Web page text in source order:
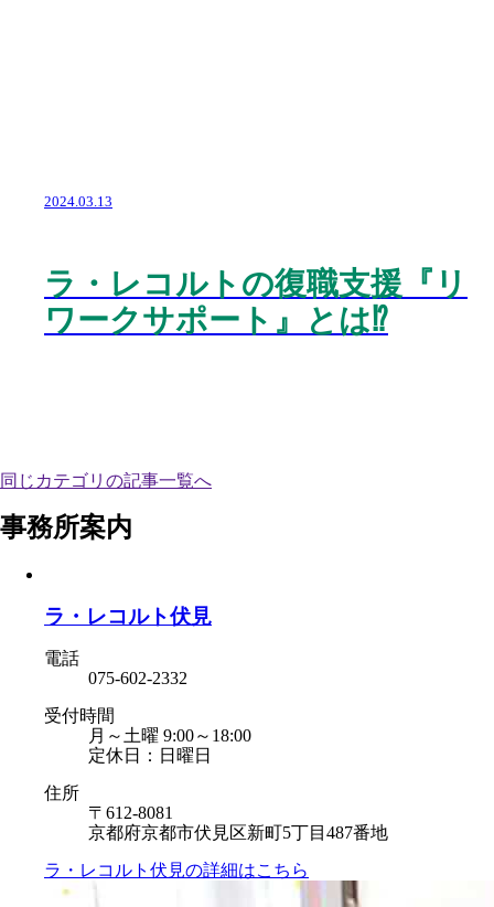
2024.03.13
ラ・レコルトの復職支援『リ
ワークサポート』とは⁉️
同じカテゴリの記事⼀覧へ
事務所案内
ラ・レコルト伏見
電話
075-602-2332
受付時間
月～土曜 9:00～18:00
定休日：日曜日
住所
〒612-8081
京都府京都市伏見区新町5丁目487番地
ラ・レコルト伏見の詳細はこちら